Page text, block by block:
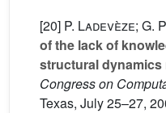
[20] P. Ladevèze; G.
of the lack of
structural dynamics
Congress on
Texas, July 25–27,